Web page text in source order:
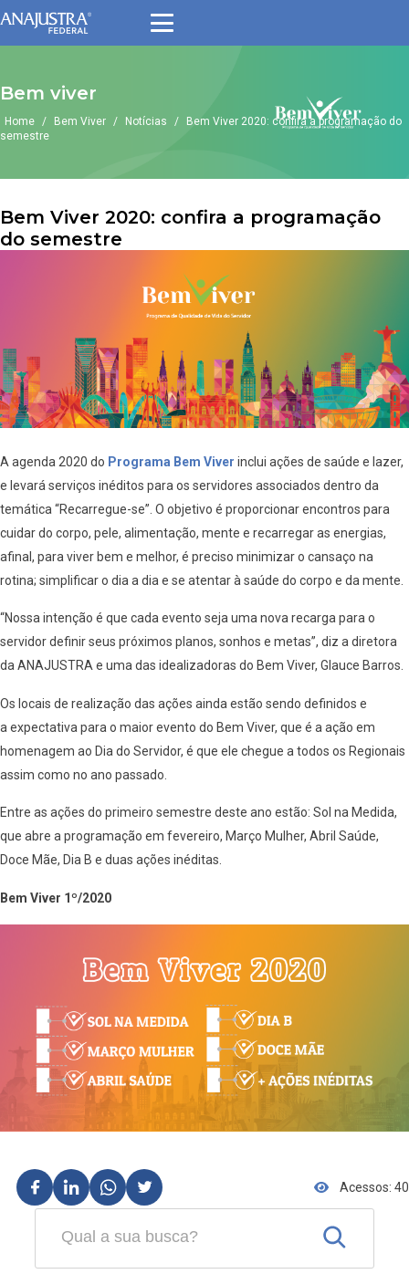
Bem viver
Home / Bem Viver / Notícias /
Bem Viver 2020: confira a programação do
semestre
Bem Viver 2020: confira a programação
do semestre
A agenda 2020 do Programa Bem Viver inclui ações de saúde e lazer,
e levará serviços inéditos para os servidores associados dentro da
temática “Recarregue-se”. O objetivo é proporcionar encontros para
cuidar do corpo, pele, alimentação, mente e recarregar as energias,
afinal, para viver bem e melhor, é preciso minimizar o cansaço na
rotina; simplificar o dia a dia e se atentar à saúde do corpo e da mente.
“Nossa intenção é que cada evento seja uma nova recarga para o
servidor definir seus próximos planos, sonhos e metas”, diz a diretora
da ANAJUSTRA e uma das idealizadoras do Bem Viver, Glauce Barros.
Os locais de realização das ações ainda estão sendo definidos e
a expectativa para o maior evento do Bem Viver, que é a ação em
homenagem ao Dia do Servidor, é que ele chegue a todos os Regionais
assim como no ano passado.
Entre as ações do primeiro semestre deste ano estão: Sol na Medida,
que abre a programação em fevereiro, Março Mulher, Abril Saúde,
Doce Mãe, Dia B e duas ações inéditas.
Bem Viver 1º/2020
Acessos: 40